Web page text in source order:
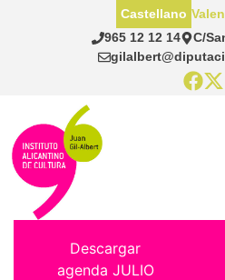
965 12 12 14
C/
Castellano
Descargar
agenda JULIO